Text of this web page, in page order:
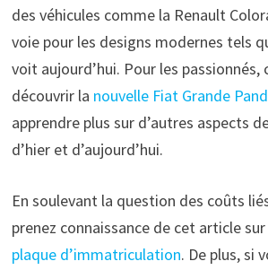
des véhicules comme la Renault
voie pour les designs modernes tels
voit aujourd’hui. Pour les passionnés,
découvrir la nouvelle Fiat Grande
apprendre plus sur d’autres aspects
d’hier et d’aujourd’hui.
En soulevant la question des coûts
prenez connaissance de cet article sur
plaque d’immatriculation. De plus, si